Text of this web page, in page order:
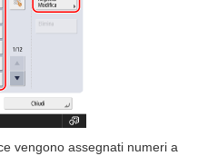
vengono assegnati numeri a